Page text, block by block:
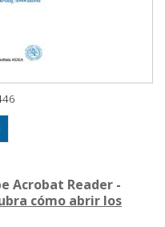
Acrobat Reader -
cómo abrir los